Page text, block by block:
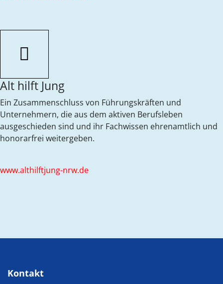
Alt hilft Jung
Ein Zusammenschluss von Führungskräften und
Unternehmern, die aus dem aktiven Berufsleben
ausgeschieden sind und ihr Fachwissen ehrenamtlich und
honorarfrei weitergeben.
www.althilftjung-nrw.de
Kontakt